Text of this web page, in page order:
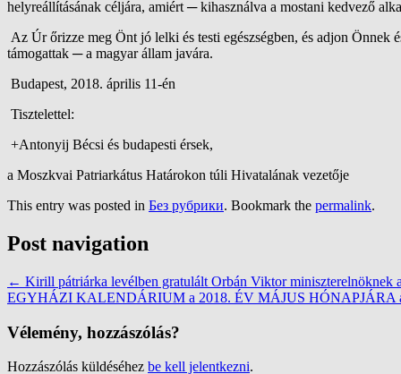
helyreállításának céljára, amiért ─ kihasználva a mostani kedvező
Az Úr őrizze meg Önt jó lelki és testi egészségben, és adjon Önnek
támogattak ─a magyar állam javára.
Budapest, 2018. április 11-én
Tisztelettel:
+Antonyij Bécsi és budapesti érsek,
a Moszkvai Patriarkátus Határokon túli Hivatalának vezetője
This entry was posted in Без рубрики. Bookmark the permalink.
Post navigation
← Kirill pátriárka levélben gratulált Orbán Viktor miniszterelnöknek
EGYHÁZI KALENDÁRIUM a 2018. ÉV MÁJUS HÓNAPJÁRA
Vélemény, hozzászólás?
Hozzászólás küldéséhez be kell jelentkezni.